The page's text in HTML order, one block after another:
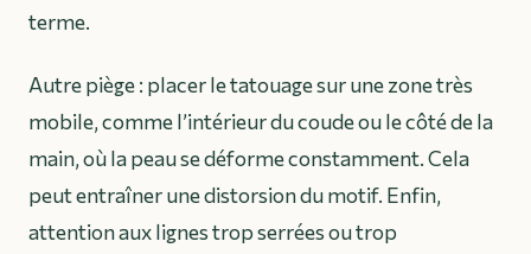
terme.
Autre piège : placer le tatouage sur une zone très
mobile, comme l’intérieur du coude ou le côté de la
main, où la peau se déforme constamment. Cela
peut entraîner une distorsion du motif. Enfin,
attention aux lignes trop serrées ou trop